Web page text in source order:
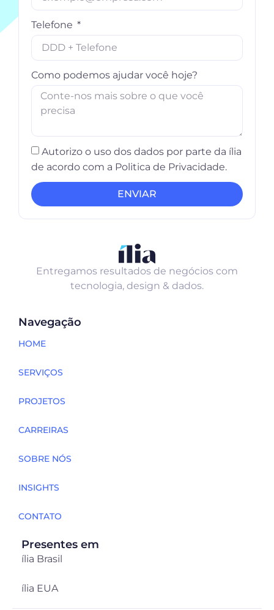
Telefone
Como podemos ajudar você hoje?
Autorizo o uso dos dados por parte da ília
de acordo com a Politica de Privacidade.
ENVIAR
Entregamos resultados de negócios com
tecnologia, design & dados.
Navegação
HOME
SERVIÇOS
PROJETOS
CARREIRAS
SOBRE NÓS
INSIGHTS
CONTATO
Presentes em
ília Brasil
ília EUA